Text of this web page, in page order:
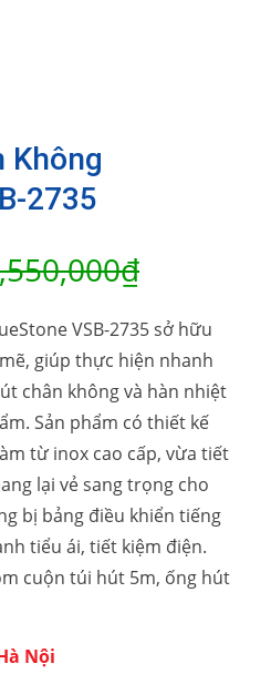
Không
2735
₫Giá
gốc
là:
Giá
hiện
tại
là:
VSB-2735 sở hữu
giúp thực hiện nhanh
chân không và hàn nhiệt
Sản phẩm có thiết kế
từ inox cao cấp, vừa tiết
lại vẻ sang trọng cho
bị bảng điều khiển tiếng
tiểu ái, tiết kiệm điện.
cuộn túi hút 5m, ống hút
Nội